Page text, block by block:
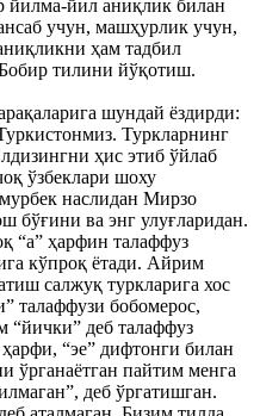
йилма-йил аниқлик билан
учун, машҳурлик учун,
ҳам тадбил
тилини йўқотиш.
шундай ёздирди:
Туркларнинг
ҳис этиб ўйлаб
ўзбеклари шоху
наслидан Мирзо
бўғини ва энг улуғларидан.
“а” ҳарфин талаффуз
кўпроқ ётади. Айрим
салжуқ туркларига хос
талаффузи бобомерос,
“йички” деб талаффуз
“эе” дифтонги билан
ўрганаётган пайтим менга
деб ўргатишган.